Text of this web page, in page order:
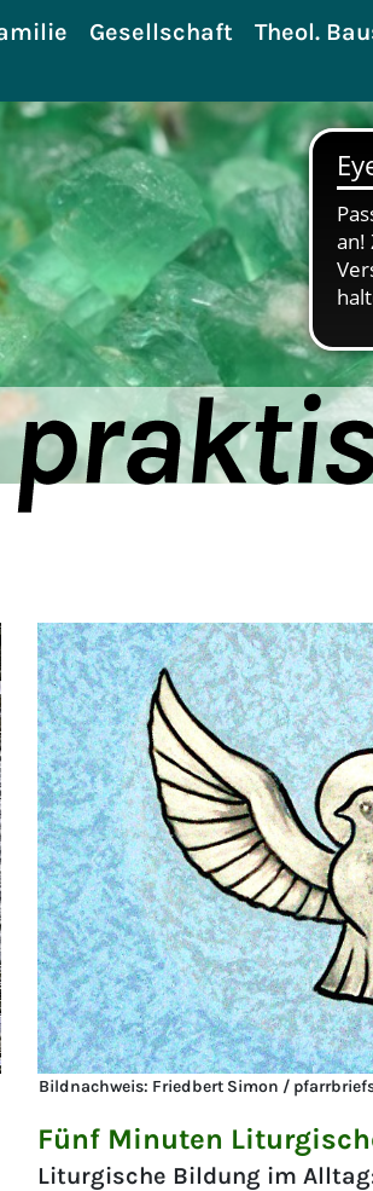
Gesellschaft Theol.
Bildnachweis: Friedbert Simon /
Fünf Minuten
Liturgische Bildung im